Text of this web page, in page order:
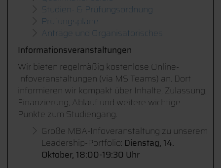
Studien- & Prüfungsordnung
Prüfungspläne
Anträge und Organisatorisches
Informationsveranstaltungen
Wir bieten regelmäßig kostenlose Online-
Infoveranstaltungen (via MS Teams) an. Dort
informieren wir kompakt über Inhalte, Zulassung,
Finanzierung, Ablauf und weitere wichtige
Punkte zum Studiengang.
Große MBA-Infoveranstaltung zu unserem
Leadership-Portfolio: Dienstag, 14.
Oktober, 18:00-19:30 Uhr